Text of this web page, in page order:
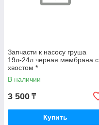
Запчасти к насосу груша
19л-24л черная мембрана с
хвостом *
В наличии
3 500 ₸
Купить